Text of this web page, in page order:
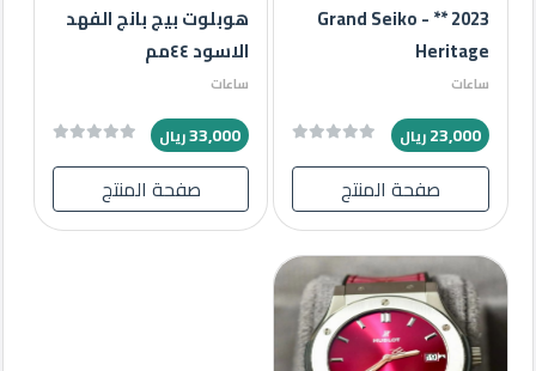
2023 ** Grand Seiko -
Heritage
ساعات
23,000ريال
صفحة المنتج
هوبلوت بيج بانج الفهد
الاسود ٤٤مم
ساعات
33,000ريال
صفحة المنتج